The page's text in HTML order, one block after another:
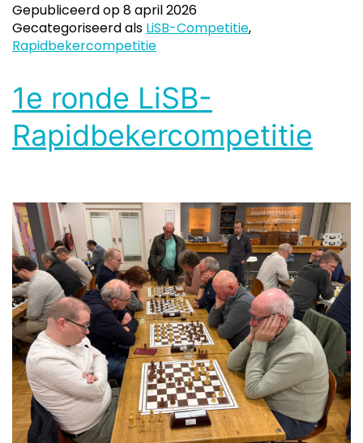
Gepubliceerd op8 april 2026
Gecategoriseerd als LiSB-Competitie,
Rapidbekercompetitie
1e ronde LiSB-
Rapidbekercompetitie